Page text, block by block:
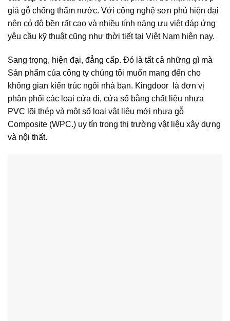
giả gỗ chống thấm nước. Với công nghệ sơn phủ hiện đại
nên có độ bền rất cao và nhiều tính năng ưu việt đáp ứng
yêu cầu kỹ thuật cũng như thời tiết tại Việt Nam hiện nay.
Sang trọng, hiện đại, đẳng cấp. Đó là tất cả những gì mà
Sản phẩm của công ty chúng tôi muốn mang đến cho
không gian kiến trúc ngôi nhà bạn. Kingdoor là đơn vị
phân phối các loại cửa đi, cửa sổ bằng chất liệu nhựa
PVC lõi thép và một số loại vật liệu mới nhựa gỗ
Composite (WPC.) uy tín trong thị trường vật liệu xây dựng
và nội thất.